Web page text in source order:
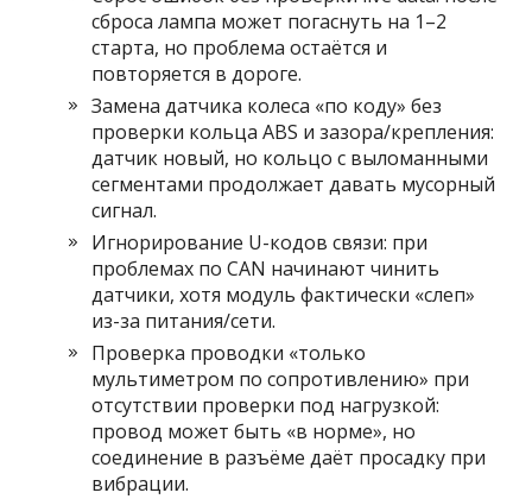
сброса лампа может погаснуть на 1–2
старта, но проблема остаётся и
повторяется в дороге.
Замена датчика колеса «по коду» без
проверки кольца ABS и зазора/крепления:
датчик новый, но кольцо с выломанными
сегментами продолжает давать мусорный
сигнал.
Игнорирование U-кодов связи: при
проблемах по CAN начинают чинить
датчики, хотя модуль фактически «слеп»
из-за питания/сети.
Проверка проводки «только
мультиметром по сопротивлению» при
отсутствии проверки под нагрузкой:
провод может быть «в норме», но
соединение в разъёме даёт просадку при
вибрации.